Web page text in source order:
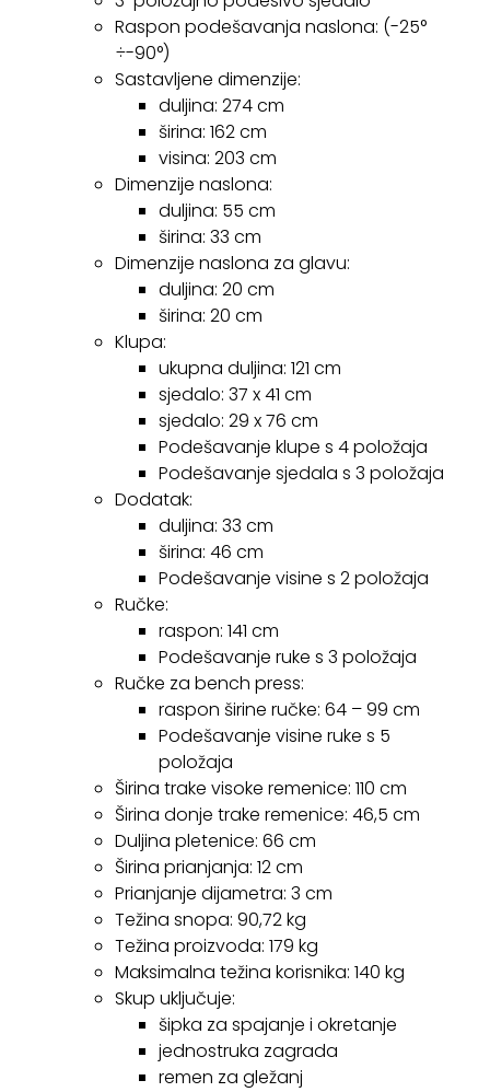
Raspon podešavanja naslona: (-25°
÷-90°)
Sastavljene dimenzije:
duljina: 274 cm
širina: 162 cm
visina: 203 cm
Dimenzije naslona:
duljina: 55 cm
širina: 33 cm
Dimenzije naslona za glavu:
duljina: 20 cm
širina: 20 cm
Klupa:
ukupna duljina: 121 cm
sjedalo: 37 x 41 cm
sjedalo: 29 x 76 cm
Podešavanje klupe s 4 položaja
Podešavanje sjedala s 3 položaja
Dodatak:
duljina: 33 cm
širina: 46 cm
Podešavanje visine s 2 položaja
Ručke:
raspon: 141 cm
Podešavanje ruke s 3 položaja
Ručke za bench press:
raspon širine ručke: 64 – 99 cm
Podešavanje visine ruke s 5
položaja
Širina trake visoke remenice: 110 cm
Širina donje trake remenice: 46,5 cm
Duljina pletenice: 66 cm
Širina prianjanja: 12 cm
Prianjanje dijametra: 3 cm
Težina snopa: 90,72 kg
Težina proizvoda: 179 kg
Maksimalna težina korisnika: 140 kg
Skup uključuje:
šipka za spajanje i okretanje
jednostruka zagrada
remen za gležanj